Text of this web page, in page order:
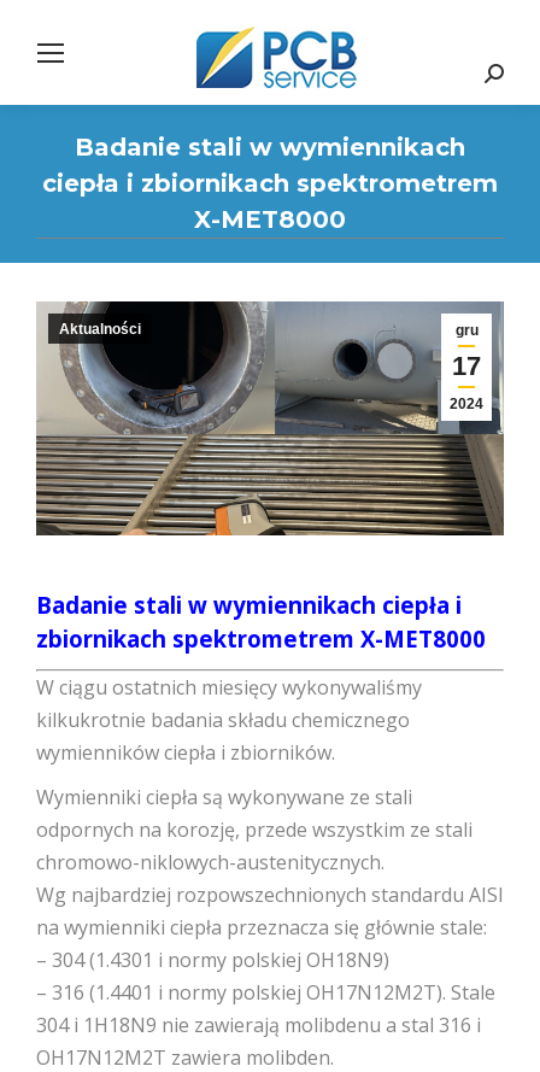
Search:
Badanie stali w wymiennikach
ciepła i zbiornikach spektrometrem
X-MET8000
gru
17
2024
Aktualności
Badanie stali w wymiennikach ciepła i
zbiornikach spektrometrem X-MET8000
W ciągu ostatnich miesięcy wykonywaliśmy
kilkukrotnie badania składu chemicznego
wymienników ciepła i zbiorników.
Wymienniki ciepła są wykonywane ze stali
odpornych na korozję, przede wszystkim ze stali
chromowo-niklowych-austenitycznych.
Wg najbardziej rozpowszechnionych standardu AISI
na wymienniki ciepła przeznacza się głównie stale:
– 304 (1.4301 i normy polskiej OH18N9)
– 316 (1.4401 i normy polskiej OH17N12M2T). Stale
304 i 1H18N9 nie zawierają molibdenu a stal 316 i
OH17N12M2T zawiera molibden.